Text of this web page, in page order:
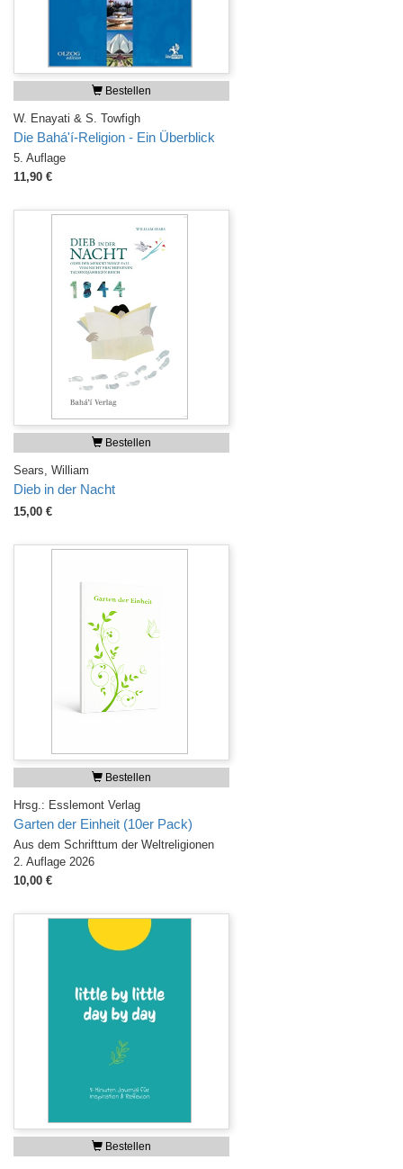
Bestellen
W. Enayati & S. Towfigh
Die Bahá'í-Religion - Ein Überblick
5. Auflage
11,90 €
Bestellen
Sears, William
Dieb in der Nacht
15,00 €
Bestellen
Hrsg.: Esslemont Verlag
Garten der Einheit (10er Pack)
Aus dem Schrifttum der Weltreligionen
2. Auflage 2026
10,00 €
Bestellen